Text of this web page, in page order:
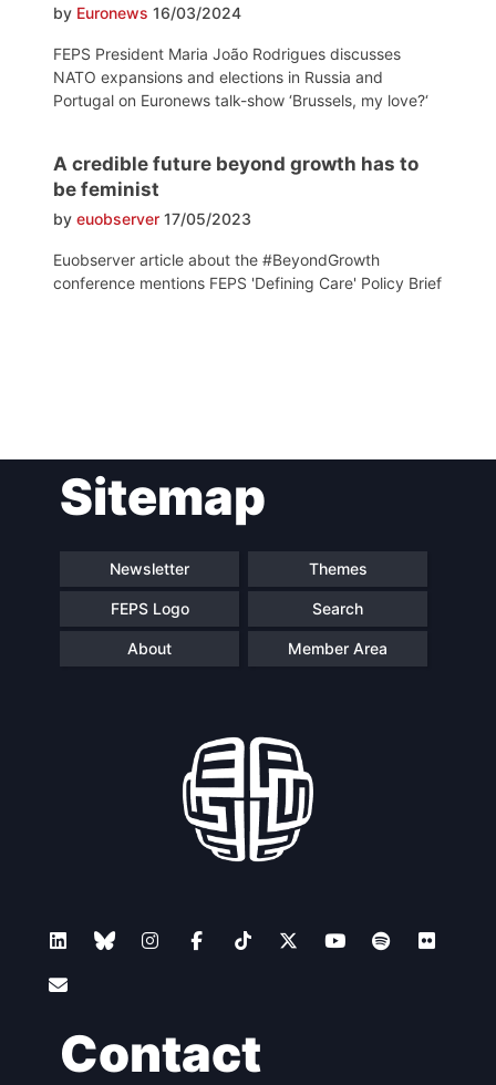
by Euronews 16/03/2024
FEPS President Maria João Rodrigues discusses
NATO expansions and elections in Russia and
Portugal on Euronews talk-show ‘Brussels, my love?‘
A credible future beyond growth has to
be feminist
by euobserver 17/05/2023
Euobserver article about the #BeyondGrowth
conference mentions FEPS 'Defining Care' Policy Brief
navigationSitemap
Newsletter Themes
FEPS Logo Search
About Member Area
Contact